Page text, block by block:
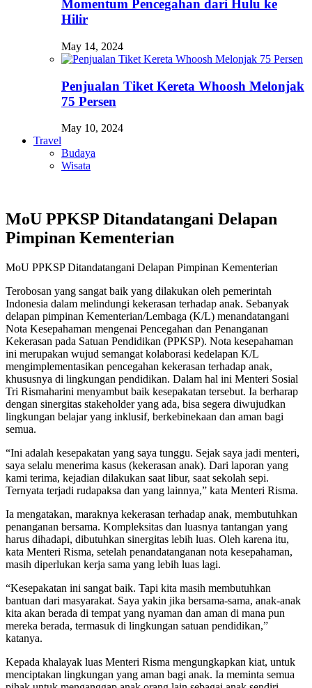
Momentum Pencegahan dari Hulu ke
Hilir
May 14, 2024
Penjualan Tiket Kereta Whoosh Melonjak
75 Persen
May 10, 2024
Travel
Budaya
Wisata
MoU PPKSP Ditandatangani Delapan
Pimpinan Kementerian
MoU PPKSP Ditandatangani Delapan Pimpinan Kementerian
Terobosan yang sangat baik yang dilakukan oleh pemerintah
Indonesia dalam melindungi kekerasan terhadap anak. Sebanyak
delapan pimpinan Kementerian/Lembaga (K/L) menandatangani
Nota Kesepahaman mengenai Pencegahan dan Penanganan
Kekerasan pada Satuan Pendidikan (PPKSP). Nota kesepahaman
ini merupakan wujud semangat kolaborasi kedelapan K/L
mengimplementasikan pencegahan kekerasan terhadap anak,
khususnya di lingkungan pendidikan. Dalam hal ini Menteri Sosial
Tri Rismaharini menyambut baik kesepakatan tersebut. Ia berharap
dengan sinergitas stakeholder yang ada, bisa segera diwujudkan
lingkungan belajar yang inklusif, berkebinekaan dan aman bagi
semua.
“Ini adalah kesepakatan yang saya tunggu. Sejak saya jadi menteri,
saya selalu menerima kasus (kekerasan anak). Dari laporan yang
kami terima, kejadian dilakukan saat libur, saat sekolah sepi.
Ternyata terjadi rudapaksa dan yang lainnya,” kata Menteri Risma.
Ia mengatakan, maraknya kekerasan terhadap anak, membutuhkan
penanganan bersama. Kompleksitas dan luasnya tantangan yang
harus dihadapi, dibutuhkan sinergitas lebih luas. Oleh karena itu,
kata Menteri Risma, setelah penandatanganan nota kesepahaman,
masih diperlukan kerja sama yang lebih luas lagi.
“Kesepakatan ini sangat baik. Tapi kita masih membutuhkan
bantuan dari masyarakat. Saya yakin jika bersama-sama, anak-anak
kita akan berada di tempat yang nyaman dan aman di mana pun
mereka berada, termasuk di lingkungan satuan pendidikan,”
katanya.
Kepada khalayak luas Menteri Risma mengungkapkan kiat, untuk
menciptakan lingkungan yang aman bagi anak. Ia meminta semua